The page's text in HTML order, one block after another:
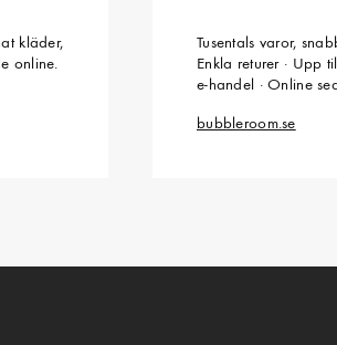
kläder,
online.
Tusentals varor,
Enkla returer · Upp
e-handel · Online
bubbleroom.se